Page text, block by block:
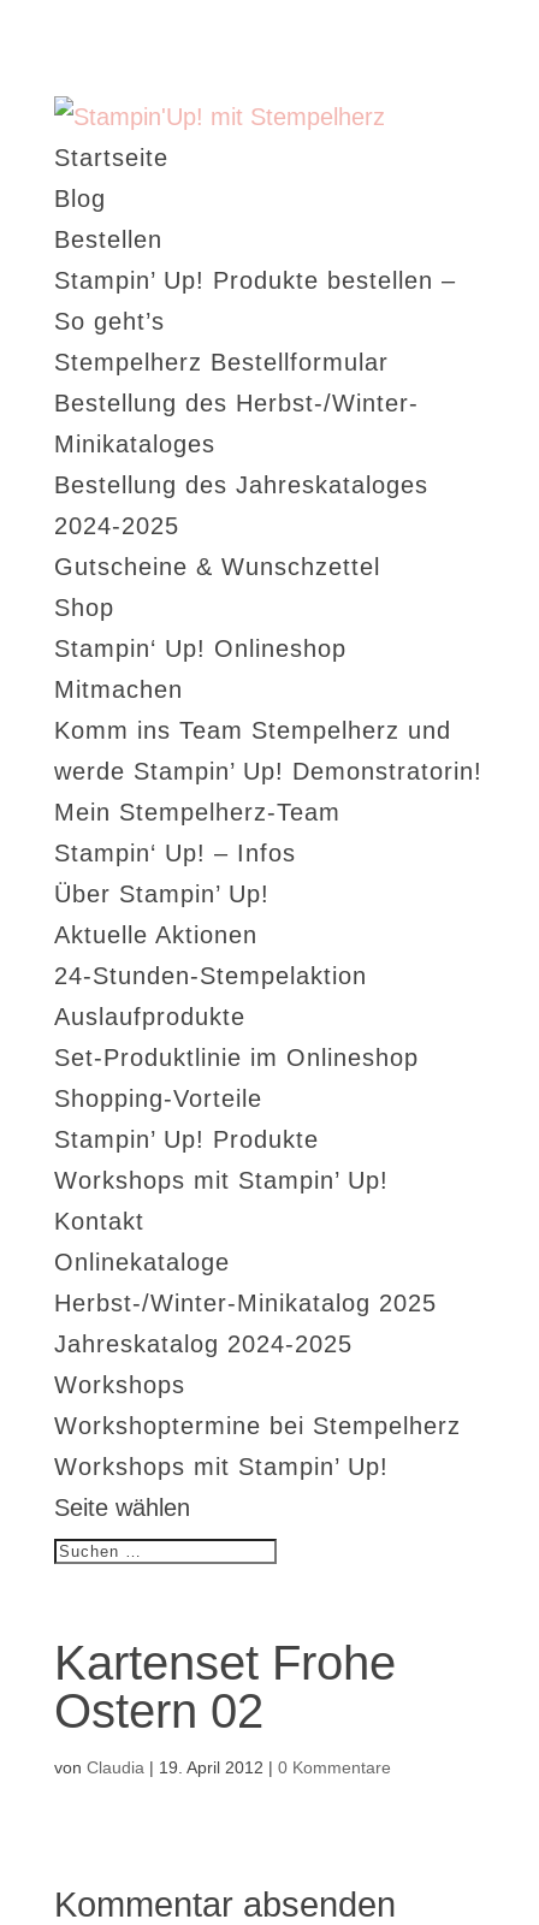
Startseite
Blog
Bestellen
Stampin’ Up! Produkte bestellen –
So geht’s
Stempelherz Bestellformular
Bestellung des Herbst-/Winter-
Minikataloges
Bestellung des Jahreskataloges
2024-2025
Gutscheine & Wunschzettel
Shop
Stampin‘ Up! Onlineshop
Mitmachen
Komm ins Team Stempelherz und
werde Stampin’ Up! Demonstratorin!
Mein Stempelherz-Team
Stampin‘ Up! – Infos
Über Stampin’ Up!
Aktuelle Aktionen
24-Stunden-Stempelaktion
Auslaufprodukte
Set-Produktlinie im Onlineshop
Shopping-Vorteile
Stampin’ Up! Produkte
Workshops mit Stampin’ Up!
Kontakt
Onlinekataloge
Herbst-/Winter-Minikatalog 2025
Jahreskatalog 2024-2025
Workshops
Workshoptermine bei Stempelherz
Workshops mit Stampin’ Up!
Seite wählen
Kartenset Frohe
Ostern 02
von Claudia | 19. April 2012 | 0 Kommentare
Kommentar absenden